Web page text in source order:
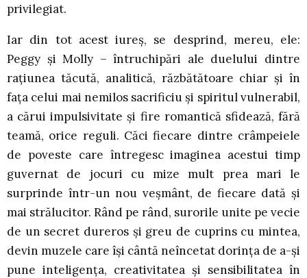
privilegiat.
Iar din tot acest iureş, se desprind, mereu, ele:
Peggy și Molly – întruchipări ale duelului dintre
raţiunea tăcută, analitică, răzbătătoare chiar şi în
faţa celui mai nemilos sacrificiu şi spiritul vulnerabil,
a cărui impulsivitate şi fire romantică sfidează, fără
teamă, orice reguli. Căci fiecare dintre crâmpeiele
de poveste care întregesc imaginea acestui timp
guvernat de jocuri cu mize mult prea mari le
surprinde într-un nou veşmânt, de fiecare dată şi
mai strălucitor. Rând pe rând, surorile unite pe vecie
de un secret dureros şi greu de cuprins cu mintea,
devin muzele care îşi cântă neîncetat dorinţa de a-şi
pune inteligenţa, creativitatea şi sensibilitatea în